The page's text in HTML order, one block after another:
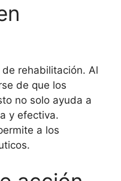
rehabilitación. Al
de que los
no solo ayuda a
y efectiva.
a los